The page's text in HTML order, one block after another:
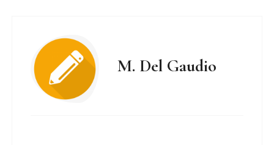
M. Del Gaudio